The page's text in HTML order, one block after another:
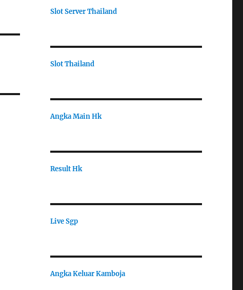
Slot Server Thailand
Slot Thailand
Angka Main Hk
Result Hk
Live Sgp
Angka Keluar Kamboja